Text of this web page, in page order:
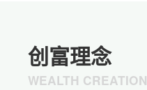
创富理念
WEALTH CREATION